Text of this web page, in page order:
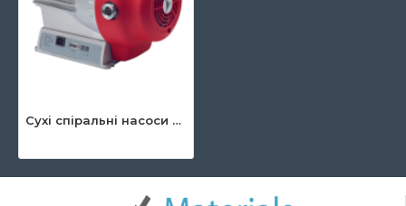
Сухі спіральні насоси HiScroll